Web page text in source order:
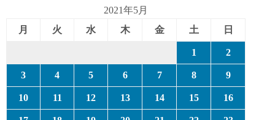
2021年5月
月
火 水 木 金 土 日
1 2
3 4 5 6 7 8 9
10 11 12 13 14 15 16